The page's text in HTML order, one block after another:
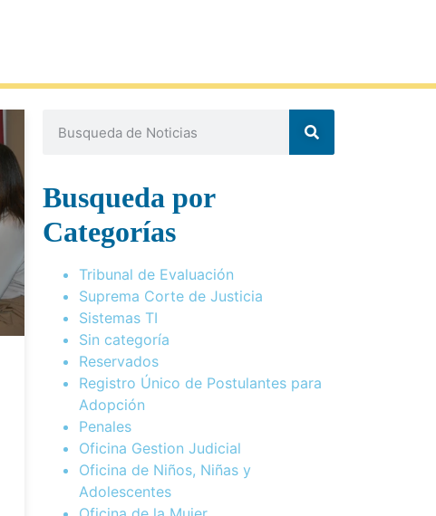
Busqueda por
Categorías
Tribunal de Evaluación
Suprema Corte de Justicia
Sistemas TI
Sin categoría
Reservados
Registro Único de Postulantes para
Adopción
Penales
Oficina Gestion Judicial
Oficina de Niños, Niñas y
Adolescentes